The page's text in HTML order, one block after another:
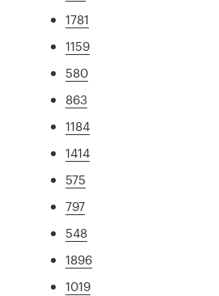
1781
1159
580
863
1184
1414
575
797
548
1896
1019